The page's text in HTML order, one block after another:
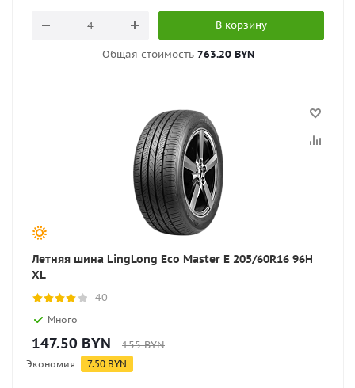
В корзину
Общая стоимость 763.20 BYN
Летняя шина LingLong Eco Master E 205/60R16 96H
XL
40
Много
147.50 BYN 155BYN
Экономия 7.50 BYN